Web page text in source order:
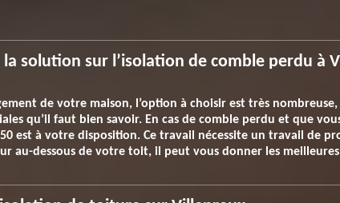
la solution sur l’isolation de comble perdu à
de votre maison, l’option à choisir est très
qu’il faut bien savoir. En cas de comble perdu et que
est à votre disposition. Ce travail nécessite un travail de
au-dessous de votre toit, il peut vous donner les